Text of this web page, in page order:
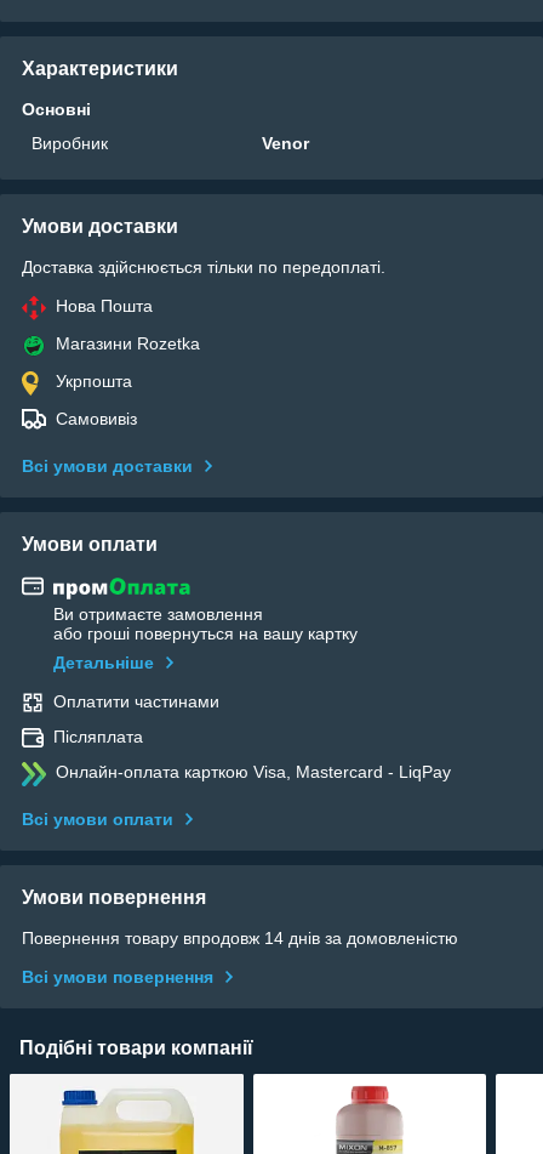
Характеристики
Основні
Виробник
Venor
Умови доставки
Доставка здійснюється тільки по передоплаті.
Нова Пошта
Магазини Rozetka
Укрпошта
Самовивіз
Всі умови доставки
Умови оплати
Ви отримаєте замовлення
або гроші повернуться на вашу картку
Детальніше
Оплатити частинами
Післяплата
Онлайн-оплата карткою Visa, Mastercard - LiqPay
Всі умови оплати
Умови повернення
Повернення товару впродовж 14 днів за домовленістю
Всі умови повернення
Подібні товари компанії